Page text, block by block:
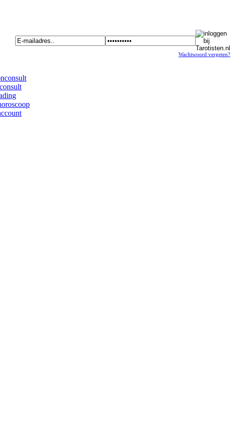
Wachtwoord vergeten?